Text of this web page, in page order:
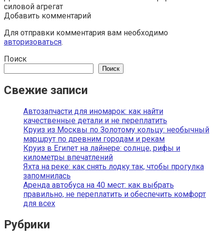
силовой агрегат
Добавить комментарий
Для отправки комментария вам необходимо
авторизоваться.
Поиск
Поиск
Свежие записи
Автозапчасти для иномарок: как найти
качественные детали и не переплатить
Круиз из Москвы по Золотому кольцу: необычный
маршрут по древним городам и рекам
Круиз в Египет на лайнере: солнце, рифы и
километры впечатлений
Яхта на реке: как снять лодку так, чтобы прогулка
запомнилась
Аренда автобуса на 40 мест: как выбрать
правильно, не переплатить и обеспечить комфорт
для всех
Рубрики